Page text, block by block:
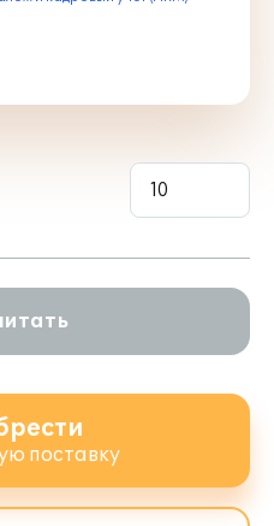
на
форме и в
Интернет и
удаленный
к программам
сдавать
отчетность
фактурами и
значимыми
поставку